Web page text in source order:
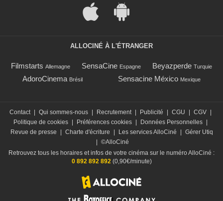
ALLOCINÉ À L'ÉTRANGER
Filmstarts Allemagne SensaCine Espagne Beyazperde Turquie
AdoroCinema Brésil Sensacine México Mexique
Contact | Qui sommes-nous | Recrutement | Publicité | CGU | CGV |
Politique de cookies | Préférences cookies | Données Personnelles |
Revue de presse
| Charte d'écriture | Les services AlloCiné | Gérer Utiq
| ©AlloCiné
Retrouvez tous les horaires et infos de votre cinéma sur le numéro AlloCiné :
0 892 892 892(0,90€/minute)